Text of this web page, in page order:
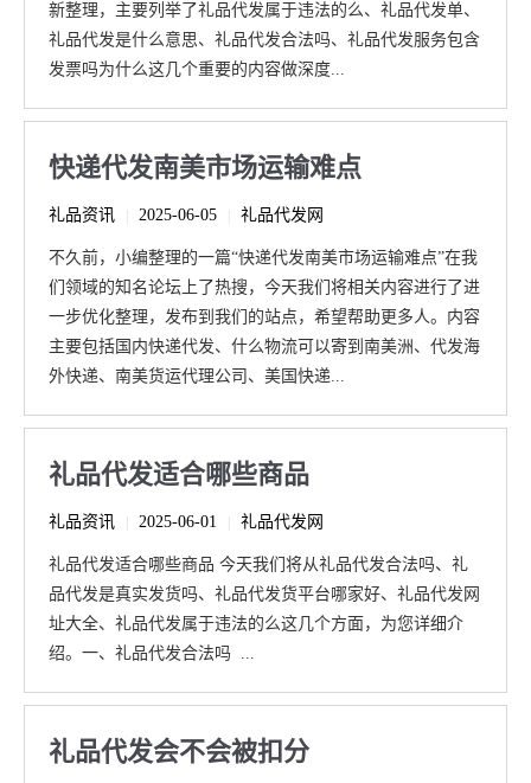
新整理，主要列举了礼品代发属于违法的么、礼品代发单、
礼品代发是什么意思、礼品代发合法吗、礼品代发服务包含
发票吗为什么这几个重要的内容做深度...
快递代发南美市场运输难点
礼品资讯 2025-06-05 礼品代发网
不久前，小编整理的一篇“快递代发南美市场运输难点”在我
们领域的知名论坛上了热搜，今天我们将相关内容进行了进
一步优化整理，发布到我们的站点，希望帮助更多人。内容
主要包括国内快递代发、什么物流可以寄到南美洲、代发海
外快递、南美货运代理公司、美国快递...
礼品代发适合哪些商品
礼品资讯 2025-06-01 礼品代发网
礼品代发适合哪些商品 今天我们将从礼品代发合法吗、礼
品代发是真实发货吗、礼品代发货平台哪家好、礼品代发网
址大全、礼品代发属于违法的么这几个方面，为您详细介
绍。一、礼品代发合法吗 ...
礼品代发会不会被扣分